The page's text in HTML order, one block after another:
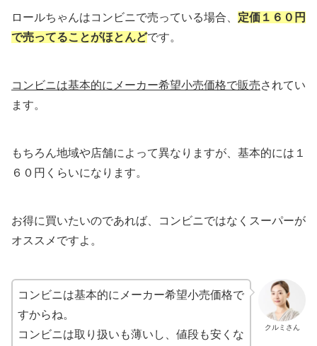
ロールちゃんはコンビニで売っている場合、 定価１６０円
で売ってることがほとんどです。
コンビニは基本的にメーカー希望小売価格で販売されてい
ます。
もちろん地域や店舗によって異なりますが、基本的には１
６０円くらいになります。
お得に買いたいのであれば、コンビニではなくスーパーが
オススメですよ。
クルミさん
コンビニは基本的にメーカー希望小売価格で
すからね。
コンビニは取り扱いも薄いし、値段も安くな